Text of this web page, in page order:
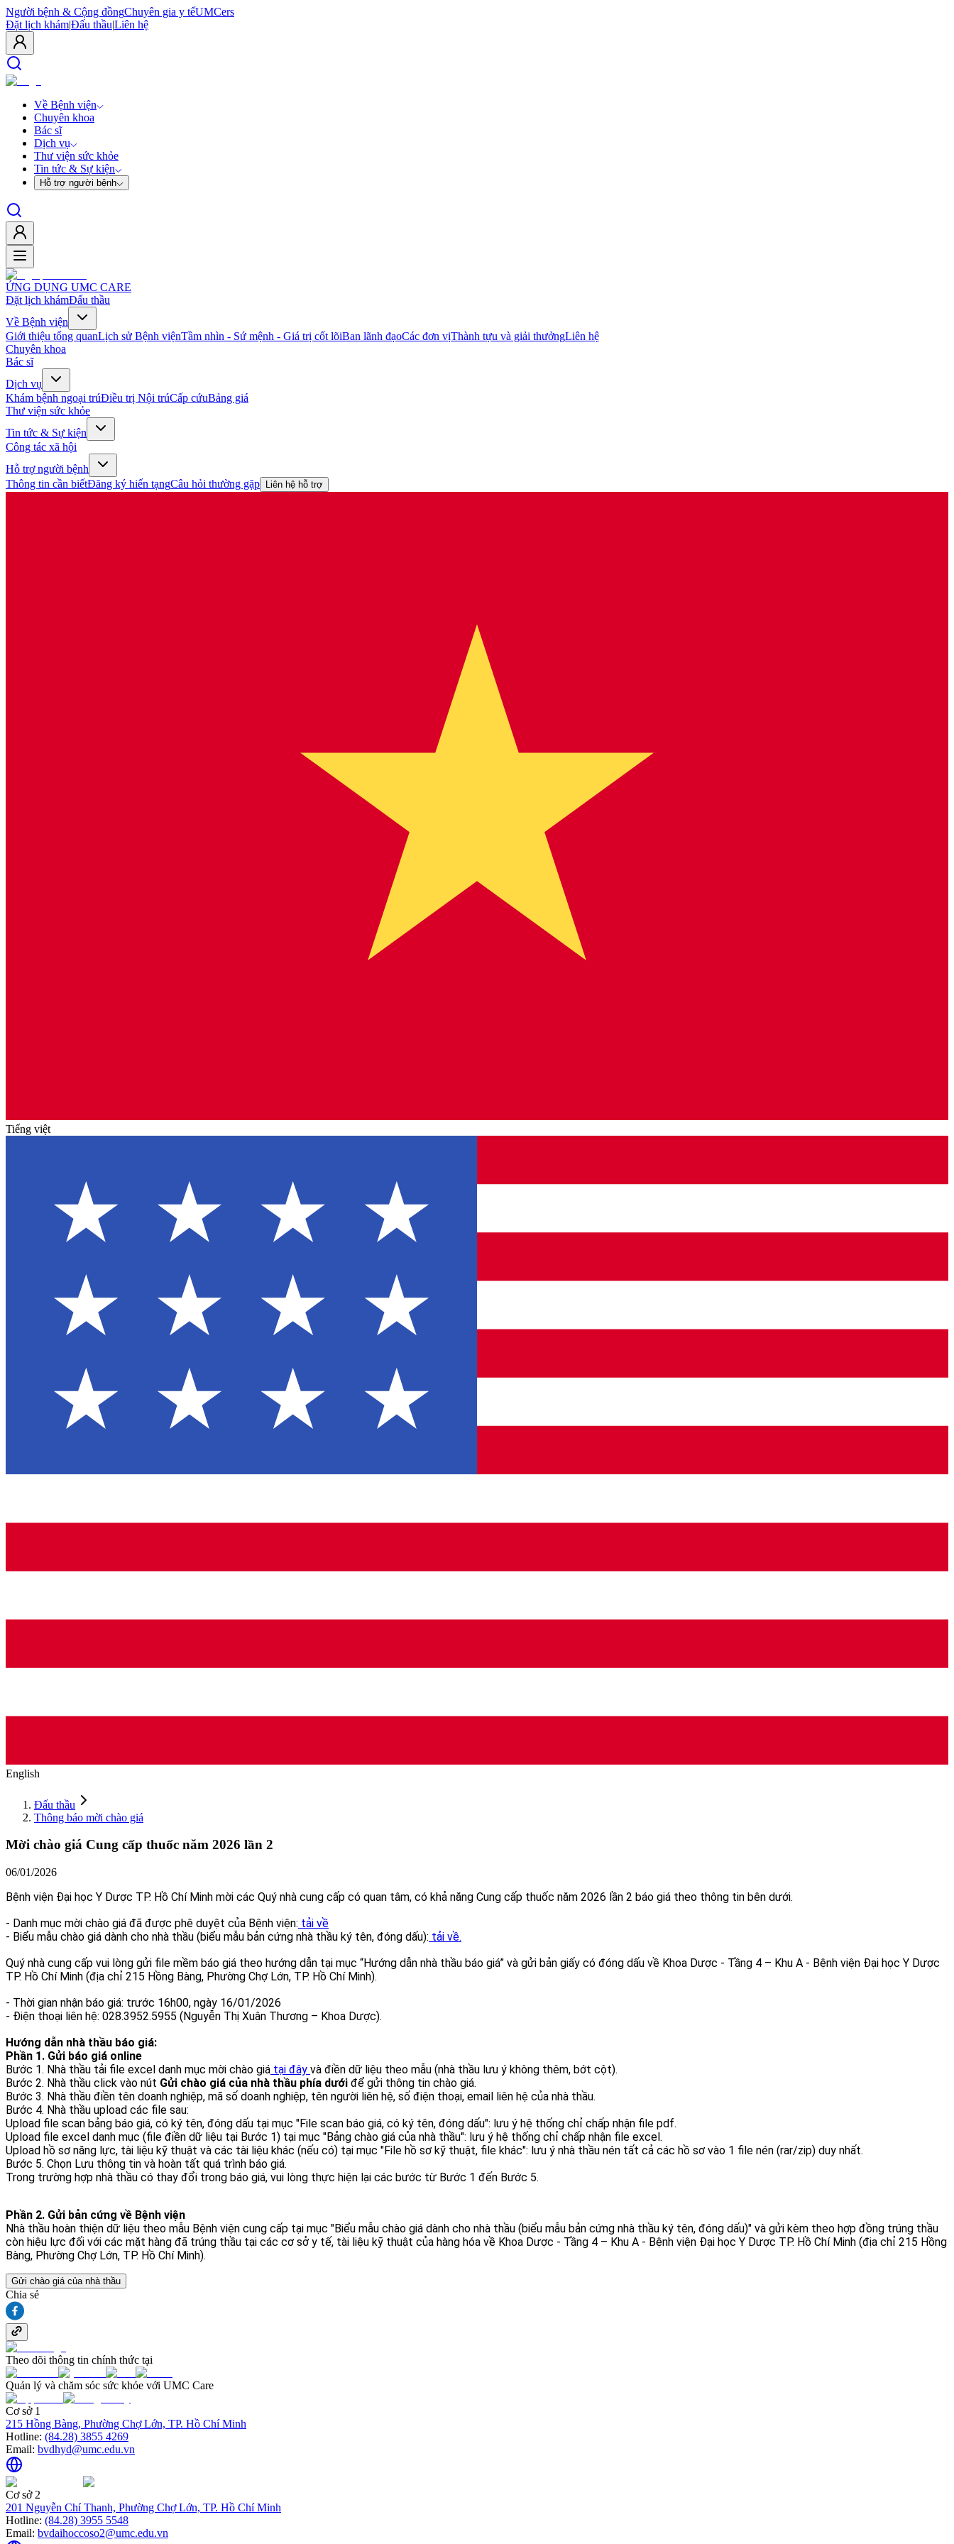
Người bệnh & Cộng đồngChuyên gia y tếUMCers
Đặt lịch khám|Đấu thầu|Liên hệ
Về Bệnh viện
Chuyên khoa
Bác sĩ
Dịch vụ
Thư viện sức khỏe
Tin tức & Sự kiện
Hỗ trợ người bệnh
ỨNG DỤNG UMC CARE
Đặt lịch khámĐấu thầu
Về Bệnh viện
Giới thiệu tổng quanLịch sử Bệnh việnTầm nhìn - Sứ mệnh - Giá trị cốt lõiBan lãnh đạoCác đơn vịThành tựu và giải thưởngLiên hệ
Chuyên khoa
Bác sĩ
Dịch vụ
Khám bệnh ngoại trúĐiều trị Nội trúCấp cứuBảng giá
Thư viện sức khỏe
Tin tức & Sự kiện
Công tác xã hội
Hỗ trợ người bệnh
Thông tin cần biếtĐăng ký hiến tạngCâu hỏi thường gặp Liên hệ hỗ trợ
Tiếng việt
English
Đấu thầu
Thông báo mời chào giá
Mời chào giá Cung cấp thuốc năm 2026 lần 2
06/01/2026
Bệnh viện Đại học Y Dược TP. Hồ Chí Minh mời các Quý nhà cung cấp có quan tâm, có khả năng Cung cấp thuốc năm 2026 lần 2 báo giá theo thông tin bên dưới.
- Danh mục mời chào giá đã được phê duyệt của Bệnh viện: tải về
- Biểu mẫu chào giá dành cho nhà thầu (biểu mẫu bản cứng nhà thầu ký tên, đóng dấu): tải về.
Quý nhà cung cấp vui lòng gửi file mềm báo giá theo hướng dẫn tại mục “Hướng dẫn nhà thầu báo giá” và gửi bản giấy có đóng dấu về Khoa Dược - Tầng 4 – Khu A - Bệnh viện Đại học Y Dược
TP. Hồ Chí Minh (địa chỉ 215 Hồng Bàng, Phường Chợ Lớn, TP. Hồ Chí Minh).
- Thời gian nhận báo giá: trước 16h00, ngày 16/01/2026
- Điện thoại liên hệ: 028.3952.5955 (Nguyễn Thị Xuân Thương – Khoa Dược).
Hướng dẫn nhà thầu báo giá:
Phần 1. Gửi báo giá online
Bước 1. Nhà thầu tải file excel danh mục mời chào giá tại đây và điền dữ liệu theo mẫu (nhà thầu lưu ý không thêm, bớt cột).
Bước 2. Nhà thầu click vào nút Gửi chào giá của nhà thầu phía dưới để gửi thông tin chào giá.
Bước 3. Nhà thầu điền tên doanh nghiệp, mã số doanh nghiệp, tên người liên hệ, số điện thoại, email liên hệ của nhà thầu.
Bước 4. Nhà thầu upload các file sau:
Upload file scan bảng báo giá, có ký tên, đóng dấu tại mục "File scan báo giá, có ký tên, đóng dấu": lưu ý hệ thống chỉ chấp nhận file pdf.
Upload file excel danh mục (file điền dữ liệu tại Bước 1) tại mục "Bảng chào giá của nhà thầu": lưu ý hệ thống chỉ chấp nhận file excel.
Upload hồ sơ năng lực, tài liệu kỹ thuật và các tài liệu khác (nếu có) tại mục "File hồ sơ kỹ thuật, file khác": lưu ý nhà thầu nén tất cả các hồ sơ vào 1 file nén (rar/zip) duy nhất.
Bước 5. Chọn Lưu thông tin và hoàn tất quá trình báo giá.
Trong trường hợp nhà thầu có thay đổi trong báo giá, vui lòng thực hiện lại các bước từ Bước 1 đến Bước 5.
Phần 2. Gửi bản cứng về Bệnh viện
Nhà thầu hoàn thiện dữ liệu theo mẫu Bệnh viện cung cấp tại mục "Biểu mẫu chào giá dành cho nhà thầu (biểu mẫu bản cứng nhà thầu ký tên, đóng dấu)" và gửi kèm theo hợp đồng trúng thầu
còn hiệu lực đối với các mặt hàng đã trúng thầu tại các cơ sở y tế, tài liệu kỹ thuật của hàng hóa về Khoa Dược - Tầng 4 – Khu A - Bệnh viện Đại học Y Dược TP. Hồ Chí Minh (địa chỉ 215 Hồng
Bàng, Phường Chợ Lớn, TP. Hồ Chí Minh).
Gửi chào giá của nhà thầu
Chia sẻ
Theo dõi thông tin chính thức tại
Quản lý và chăm sóc sức khỏe với UMC Care
Cơ sở 1
215 Hồng Bàng, Phường Chợ Lớn, TP. Hồ Chí Minh
Hotline: (84.28) 3855 4269
Email: bvdhyd@umc.edu.vn
Cơ sở 2
201 Nguyễn Chí Thanh, Phường Chợ Lớn, TP. Hồ Chí Minh
Hotline: (84.28) 3955 5548
Email: bvdaihoccoso2@umc.edu.vn